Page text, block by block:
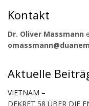
Kontakt
Dr. Oliver Massmann
Aktuelle
VIETNAM –
DEKRET 58 ÜBER DIE